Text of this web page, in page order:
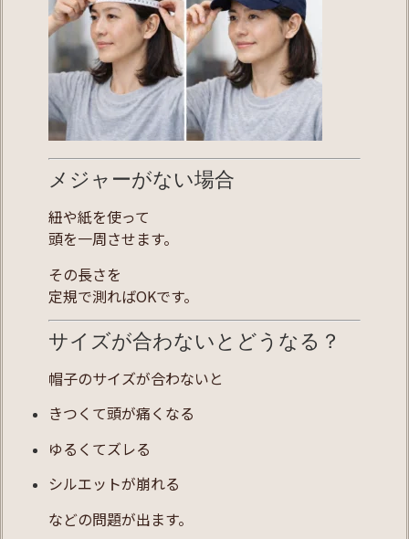
メジャーがない場合
紐や紙を使って
頭を一周させます。
その長さを
定規で測ればOKです。
サイズが合わないとどうなる？
帽子のサイズが合わないと
きつくて頭が痛くなる
ゆるくてズレる
シルエットが崩れる
などの問題が出ます。